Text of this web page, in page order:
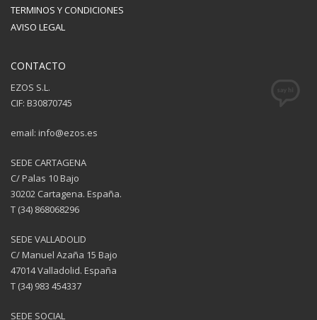
TERMINOS Y CONDICIONES
AVISO LEGAL
CONTACTO
EZOS S.L.
CIF: B30870745
email: info@ezos.es
SEDE CARTAGENA
C/ Palas 10 Bajo
30202 Cartagena. España.
T (34) 868068296
SEDE VALLADOLID
C/ Manuel Azaña 15 Bajo
47014 Valladolid. España
T (34) 983 454337
SEDE SOCIAL